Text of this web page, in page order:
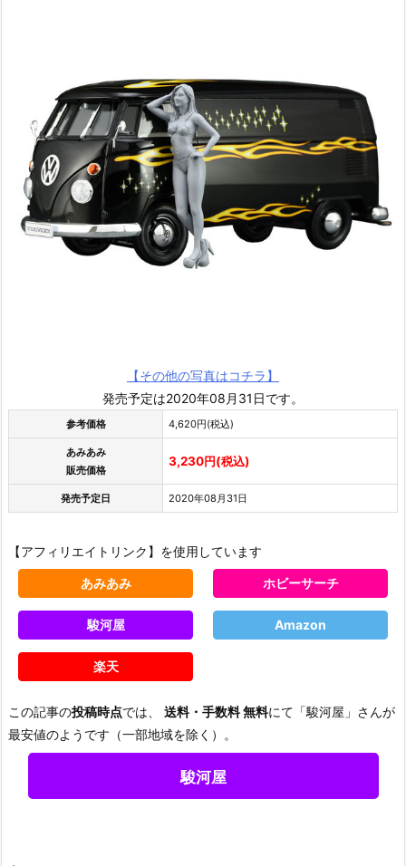
【その他の写真はコチラ】
発売予定は2020年08月31日です。
参考価格 4,620円(税込)
あみあみ
販売価格
3,230円(税込)
発売予定日 2020年08月31日
【アフィリエイトリンク】を使用しています
あみあみ ホビーサーチ
駿河屋 Amazon
楽天
この記事の投稿時点では、 送料・手数料 無料にて「駿河屋」さんが
最安値のようです（一部地域を除く）。
駿河屋